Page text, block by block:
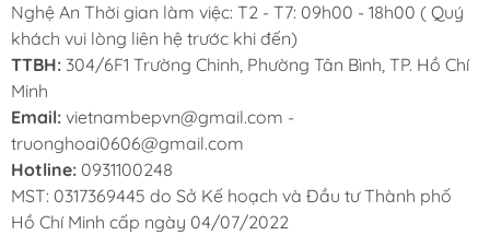
Nghệ An Thời gian làm việc: T2 - T7: 09h00 - 18h00 ( Quý
khách vui lòng liên hệ trước khi đến)
TTBH: 304/6F1 Trường Chinh, Phường Tân Bình, TP. Hồ Chí
Minh
Email: vietnambepvn@gmail.com -
truonghoai0606@gmail.com
Hotline: 0931100248
MST: 0317369445 do Sở Kế hoạch và Đầu tư Thành phố
Hồ Chí Minh cấp ngày 04/07/2022